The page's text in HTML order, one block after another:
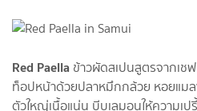
Red Paella ข้าวผัดสเปนสูตรจากเช
ท็อปหน้าด้วยปลาหมึกกล้วย หอยแม
ตัวใหญ่เนื้อแน่น บีบเลมอนให้ความเ